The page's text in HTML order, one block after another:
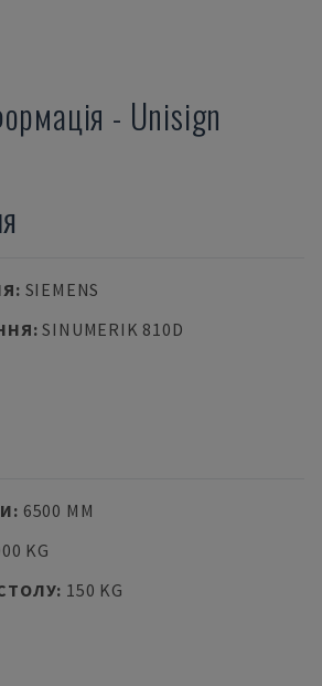
- Unisign
: SIEMENS
:SINUMERIK 810D
: 6500 MM
KG
: 150 KG